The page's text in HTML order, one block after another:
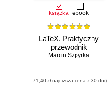
książka ebook
LaTeX. Praktyczny
przewodnik
Marcin Szpyrka
(71,40 zł najniższa cena z 30 dni)